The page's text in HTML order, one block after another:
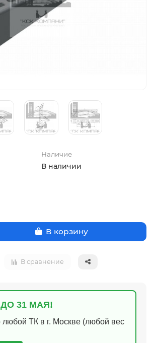
Наличие
В наличии
В корзину
В сравнение
31 МАЯ!
любой ТК в г. Москве (любой вес